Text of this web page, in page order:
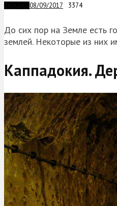
08/09/2017 3374
До сих пор на Земле есть
землей. Некоторые из них
Каппадокия.